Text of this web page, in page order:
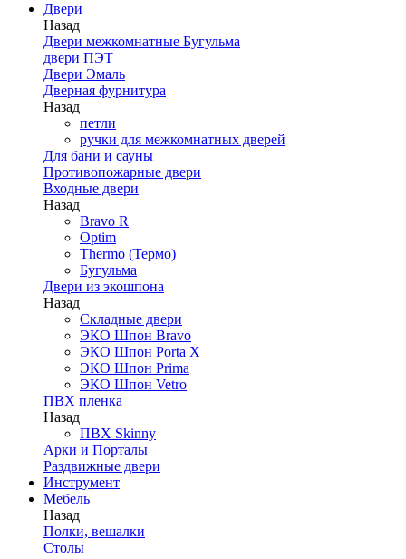
Двери
Назад
Двери межкомнатные Бугульма
двери ПЭТ
Двери Эмаль
Дверная фурнитура
Назад
петли
ручки для межкомнатных дверей
Для бани и сауны
Противопожарные двери
Входные двери
Назад
Bravo R
Optim
Thermo (Термо)
Бугульма
Двери из экошпона
Назад
Складные двери
ЭКО Шпон Bravo
ЭКО Шпон Porta X
ЭКО Шпон Prima
ЭКО Шпон Vetro
ПВХ пленка
Назад
ПВХ Skinny
Арки и Порталы
Раздвижные двери
Инструмент
Мебель
Назад
Полки, вешалки
Столы